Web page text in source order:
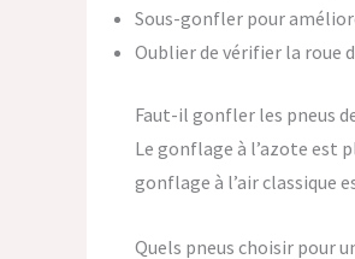
Sous-gonfler pour
Oublier de vérifier la roue
Faut-il gonfler les pneus
Le gonflage à l’azote est
gonflage à l’air classique
Quels pneus choisir pour